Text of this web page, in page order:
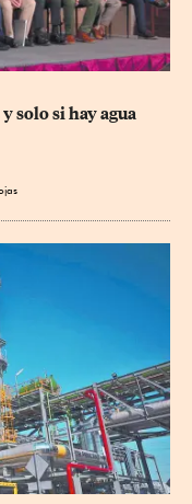
solo si hay agua